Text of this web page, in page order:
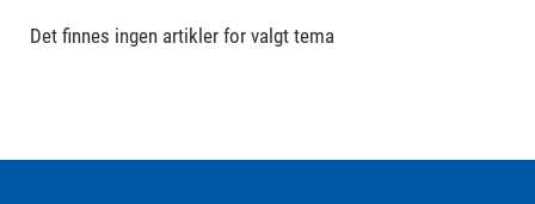
Det finnes ingen artikler for valgt tema